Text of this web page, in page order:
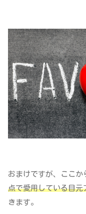
おまけですが、ここか
点で愛用している目元
きます。